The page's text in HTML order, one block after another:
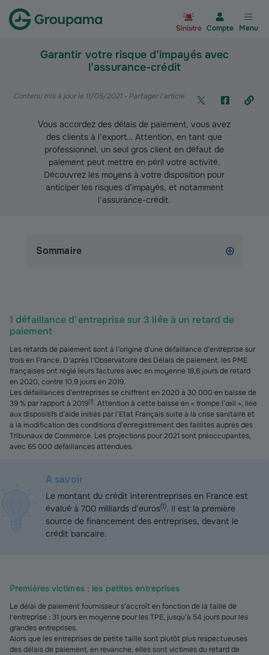
Sinistre Compte Menu
Garantir votre risque d’impayés avec
l’assurance-crédit
Contenu mis à jour le 11/05/2021- Partager l'article
Vous accordez des délais de paiement, vous avez
des clients à l’export… Attention, en tant que
professionnel, un seul gros client en défaut de
paiement peut mettre en péril votre activité.
Découvrez les moyens à votre disposition pour
anticiper les risques d’impayés, et notamment
l’assurance-crédit.
Sommaire
1 défaillance d’entreprise sur 3 liée à un retard de
paiement
Les retards de paiement sont à l’origine d’une défaillance d’entreprise sur
trois en France. D'après l'Observatoire des Délais de paiement, les PME
françaises ont réglé leurs factures avec en moyenne 18,6 jours de retard
en 2020, contre 10,9 jours en 2019.
Les défaillances d’entreprises se chiffrent en 2020 à 30 000 en baisse de
39 % par rapport à 2019(1). Attention à cette baisse en « trompe l’œil », liée
aux dispositifs d’aide initiés par l’Etat Français suite à la crise sanitaire et
à la modification des conditions d’enregistrement des faillites auprès des
Tribunaux de Commerce. Les projections pour 2021 sont préoccupantes,
avec 65 000 défaillances attendues.
A savoir
Le montant du crédit interentreprises en France est
évalué à 700 milliards d’euros(1). Il est la première
source de financement des entreprises, devant le
crédit bancaire.
Premières victimes : les petites entreprises
Le délai de paiement fournisseur s'accroît en fonction de la taille de
l'entreprise : 31 jours en moyenne pour les TPE, jusqu’à 54 jours pour les
grandes entreprises.
Alors que les entreprises de petite taille sont plutôt plus respectueuses
des délais de paiement, en revanche, elles sont victimes du retard de